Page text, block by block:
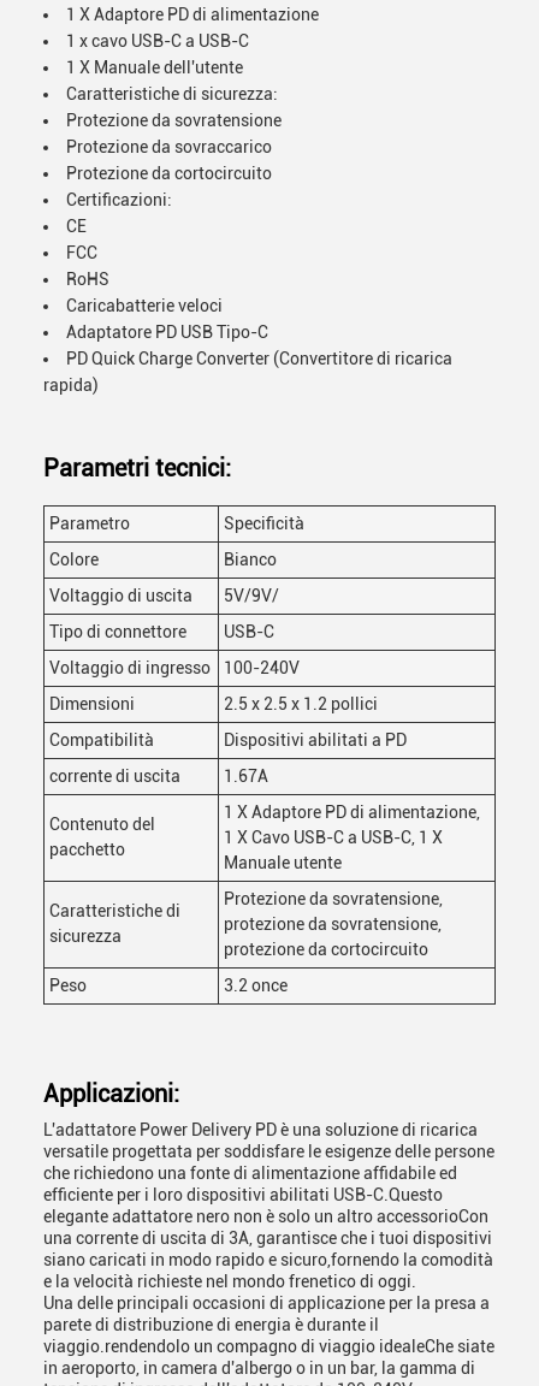
1 X Adaptore PD di alimentazione
1 x cavo USB-C a USB-C
1 X Manuale dell'utente
Caratteristiche di sicurezza:
Protezione da sovratensione
Protezione da sovraccarico
Protezione da cortocircuito
Certificazioni:
CE
FCC
RoHS
Caricabatterie veloci
Adaptatore PD USB Tipo-C
PD Quick Charge Converter (Convertitore di ricarica
rapida)
Parametri tecnici:
Parametro
Specificità
Colore
Bianco
Voltaggio di uscita
5V/9V/
Tipo di connettore
USB-C
Voltaggio di ingresso
100-240V
Dimensioni
2.5 x 2.5 x 1.2 pollici
Compatibilità
Dispositivi abilitati a PD
corrente di uscita
1.67A
Contenuto del
pacchetto
1 X Adaptore PD di alimentazione,
1 X Cavo USB-C a USB-C, 1 X
Manuale utente
Caratteristiche di
sicurezza
Protezione da sovratensione,
protezione da sovratensione,
protezione da cortocircuito
Peso
3.2 once
Applicazioni:
L'adattatore Power Delivery PD è una soluzione di ricarica
versatile progettata per soddisfare le esigenze delle persone
che richiedono una fonte di alimentazione affidabile ed
efficiente per i loro dispositivi abilitati USB-C.Questo
elegante adattatore nero non è solo un altro accessorioCon
una corrente di uscita di 3A, garantisce che i tuoi dispositivi
siano caricati in modo rapido e sicuro,fornendo la comodità
e la velocità richieste nel mondo frenetico di oggi.
Una delle principali occasioni di applicazione per la presa a
parete di distribuzione di energia è durante il
viaggio.rendendolo un compagno di viaggio idealeChe siate
in aeroporto, in camera d'albergo o in un bar, la gamma di